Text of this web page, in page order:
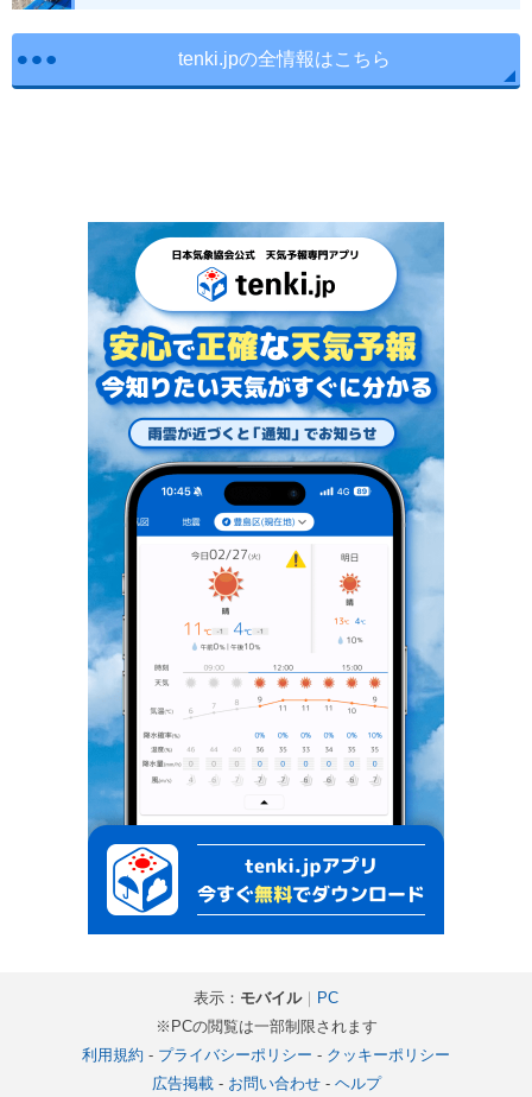
tenki.jpの全情報はこちら
表示： モバイル｜ PC
※PCの閲覧は一部制限されます
利用規約 - プライバシーポリシー - クッキーポリシー
広告掲載- お問い合わせ- ヘルプ